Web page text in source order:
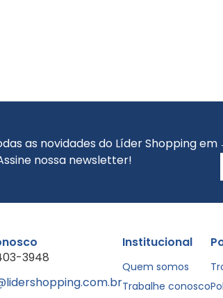
as novidades do Líder Shopping em
nossa newsletter!
3948
Institucional
Quem somos
Trabalhe conosco